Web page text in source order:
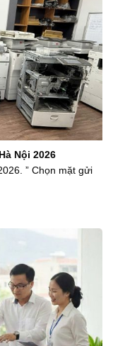
Nội 2026
” Chọn mặt gửi